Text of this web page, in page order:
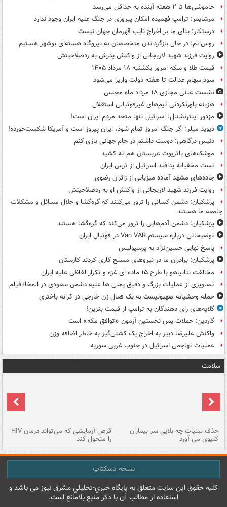
خاموشی‌ها تا ۲ هفته آینده به حداقل می‌رسد
مرشایمر: ترامپ فهمیده امکان پیروزی در جنگ علیه ایران وجود ندارد
درستکار: بنای ما بر اخراج نایب قهرمان جهان نیست
روس‌اتم: در حال بازگرداندن متخصصان به نیروگاه هسته‌ای بوشهر هستیم
روایت فرزند شهید لاریجانی از واکنش پدرش به ردصلاحیتش
قیمت طلا و سکه امروز یکشنبه ۱۸ مرداد ۱۴۰۵
سود سهام عدالت تا هفته دولت واریز می‌شود
نشست علنی مجازی ۱۸ مرداد ماه مجلس
هزینه باورنکردنی تیم‌های غیرفوتبالی استقلال
مزدور اینترنشنال: اسرائیل تنها متحد مردم ایران است!
دیوید میلر: اگر جنگ امروز تمام شود، ایران پیروز است و آمریکا شکست‌خورده!
دنیس درگاهی: دوست داشتم در جام جهانی بازی کنم
موشک‌های پاتریوت عربستان هم ته‌ کشید
تست مخفیانه پدافند اسرائیل از ترس ایران
جاده‌های مشهد آماده میزبانی از زائران رضوی
روایت فرزند شهید لاریجانی از واکنش او به ردصلاحیتش
پزشکیان: دشمن کسانی را ترور می‌کنند که گره‌گشا و حلال مسائل و مشکلات
جامعه ما هستند
پزشکیان: دشمن آدم‌هایی را ترور می‌کند که گره‌گشا هستند
توضیحاتی درباره سیستم Van VAR در فوتبال ایران
پاسخ نهایی حسین‌نژاد به پرسپولیس
پزشکیان: برادران ما در نیروهای مسلح کاری کردند کارستان
مخالفت نتانیاهو با طرح ۱۵ ماده ای غزه و تکرار لفاظی علیه ایران
تصاویری از عملیات بزرگ و دقیق یمنی ها علیه دشمن سعودی در المخا+فیلم
حمله وحشیانه صهیونیست به یک فعال زن خارجی در کرانه باختری
گلایه‌های رای دهندگان به ترامپ از قیمت بنزین!
گاردین: حملات یمن نخستین آزمون «توافق مکه» است
واکنش علیرضا دبیر به اخراج یک کشتی‌گیر به خاطر اضافه وزن
عملیات تهاجمی اسرائیل در جنوب غربی سوریه
سلامت
حذف لبنیات چه بلایی سر بیماران
کلیوی می آورد
قرص آزمایشی که می‌تواند درمان HIV
را متحول کند
نسخه دسکتاپ
کليه حقوق اين سايت متعلق به پایگاه خبري-تحليلي مشرق نيوز می باشد و
استفاده از مطالب آن با ذکر منبع بلامانع است.